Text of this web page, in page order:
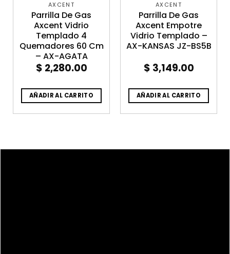
AXCENT
Parrilla De Gas
Axcent Vidrio
Templado 4
Quemadores 60 Cm
– AX-AGATA
$ 2,280.00
AÑADIR AL CARRITO
AXCENT
Parrilla De Gas
Axcent Empotre
Vidrio Templado –
AX-KANSAS JZ-BS5B
$ 3,149.00
AÑADIR AL CARRITO